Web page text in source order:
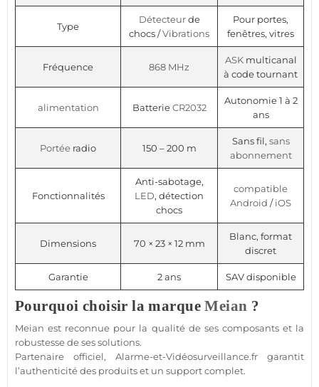
Type
Détecteurde
chocs /Vibrations
Pour portes,
fenêtres, vitres
Fréquence 868 MHz
ASKmulticanal
à code tournant
alimentation BatterieCR2032
Autonomie 1 à 2
ans
Portée radio 150 – 200 m
Sans fil, sans
abonnement
Fonctionnalités
Anti-sabotage,
LED, détection
chocs
compatible
Android /iOS
Dimensions 70 × 23 × 12 mm
Blanc, format
discret
Garantie 2 ans SAV disponible
Pourquoi choisir la marqueMeian ?
Meian est reconnue pour la qualité de ses composants et la
robustesse de ses solutions.
Partenaire officiel, Alarme-et-Vidéosurveillance.fr garantit
l’authenticité des produits et un support complet.